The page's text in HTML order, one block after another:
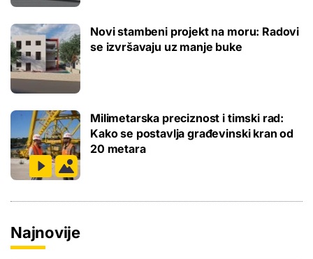
Novi stambeni projekt na moru: Radovi
se izvršavaju uz manje buke
Milimetarska preciznost i timski rad:
Kako se postavlja građevinski kran od
20 metara
Najnovije